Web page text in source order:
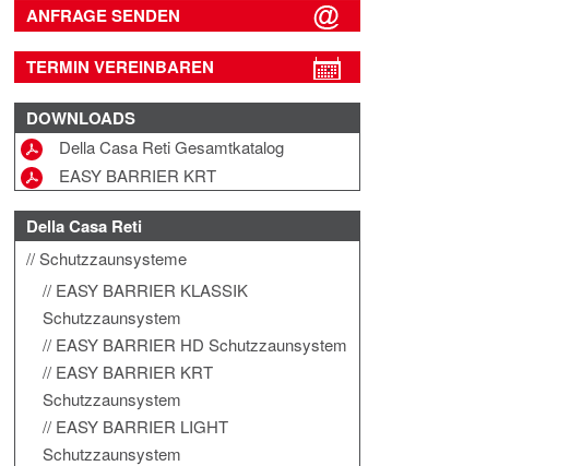
ANFRAGE SENDEN
TERMIN VEREINBAREN
DOWNLOADS
Della Casa Reti Gesamtkatalog
EASY BARRIER KRT
Della Casa Reti
Schutzzaunsysteme
EASY BARRIER KLASSIK
Schutzzaunsystem
EASY BARRIER HD Schutzzaunsystem
EASY BARRIER KRT
Schutzzaunsystem
EASY BARRIER LIGHT
Schutzzaunsystem